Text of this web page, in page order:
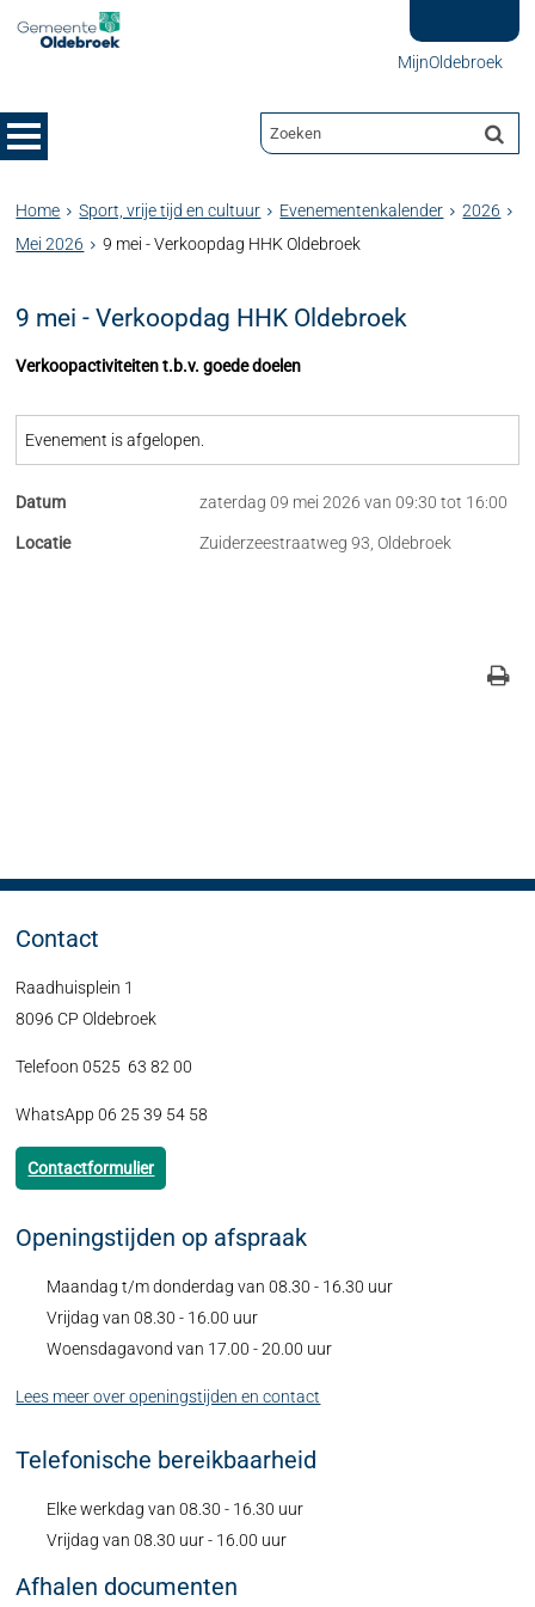
MijnOldebroek
Home Sport, vrije tijd en cultuur Evenementenkalender
2026
Mei 2026
9 mei - Verkoopdag HHK Oldebroek
9 mei - Verkoopdag HHK Oldebroek
Verkoopactiviteiten t.b.v. goede doelen
Evenement is afgelopen.
Datum zaterdag 09 mei 2026 van 09:30 tot 16:00
Locatie Zuiderzeestraatweg 93, Oldebroek
Contact
Raadhuisplein 1
8096 CP Oldebroek
Telefoon 0525 63 82 00
WhatsApp 06 25 39 54 58
Contactformulier
Openingstijden op afspraak
Maandag t/m donderdag van 08.30 - 16.30 uur
Vrijdag van 08.30 - 16.00 uur
Woensdagavond van 17.00 - 20.00 uur
Lees meer over openingstijden en contact
Telefonische bereikbaarheid
Elke werkdag van 08.30 - 16.30 uur
Vrijdag van 08.30 uur - 16.00 uur
Afhalen documenten